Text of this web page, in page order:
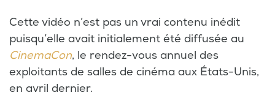
Cette vidéo n’est pas un vrai contenu inédit
puisqu’elle avait initialement été diffusée au
CinemaCon, le rendez-vous annuel des
exploitants de salles de cinéma aux États-Unis,
en avril dernier.